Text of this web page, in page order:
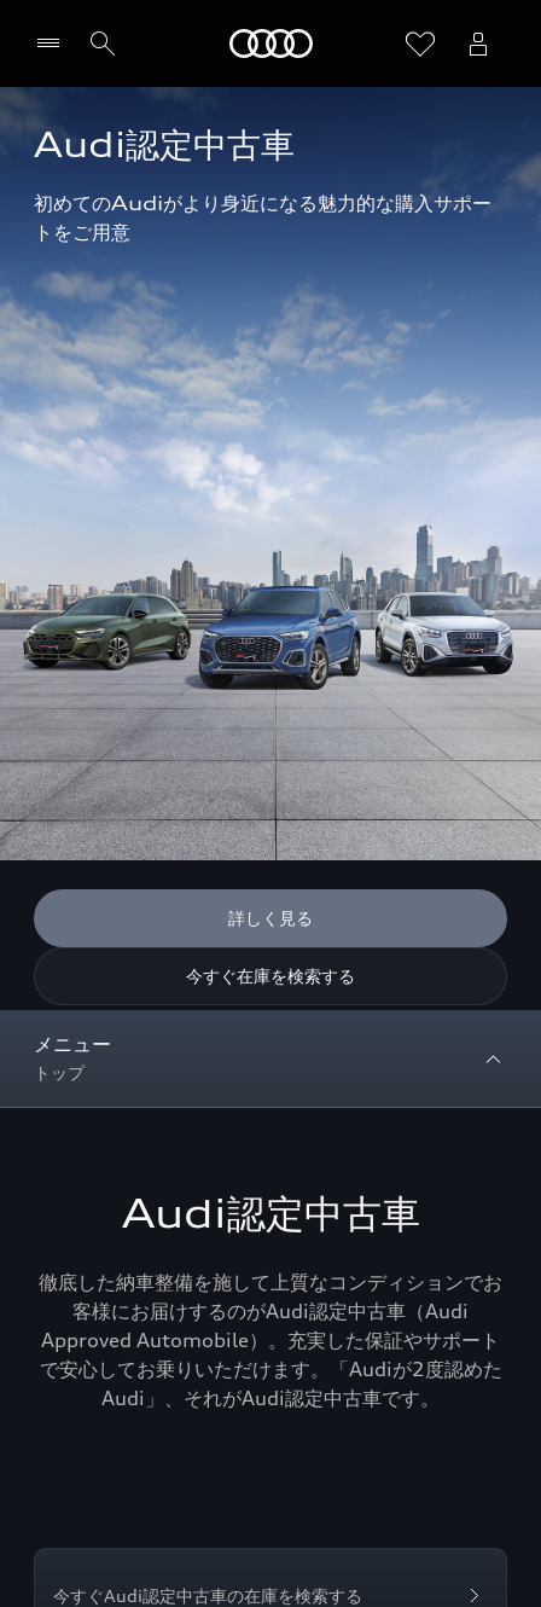
Audi認定中古車
初めてのAudiがより身近になる魅力的な購入サポー
トをご用意
詳しく見る
今すぐ在庫を検索する
メニュー
トップ
Audi認定中古車
徹底した納車整備を施して上質なコンディションでお
客様にお届けするのがAudi認定中古車（Audi
Approved Automobile）。充実した保証やサポート
で安心してお乗りいただけます。「Audiが2度認めた
Audi」、それがAudi認定中古車です。
今すぐAudi認定中古車の在庫を検索する